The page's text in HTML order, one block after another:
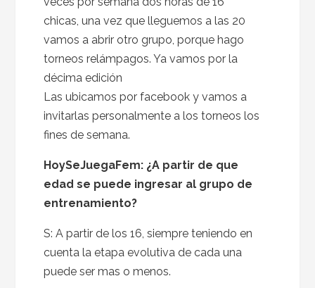
chicas, una vez que lleguemos a las 20
vamos a abrir otro grupo, porque hago
torneos relámpagos. Ya vamos por la
décima edición
Las ubicamos por facebook y vamos a
invitarlas personalmente a los torneos los
fines de semana.
HoySeJuegaFem: ¿A partir de que
edad se puede ingresar al grupo de
entrenamiento?
S: A partir de los 16, siempre teniendo en
cuenta la etapa evolutiva de cada una
puede ser mas o menos.